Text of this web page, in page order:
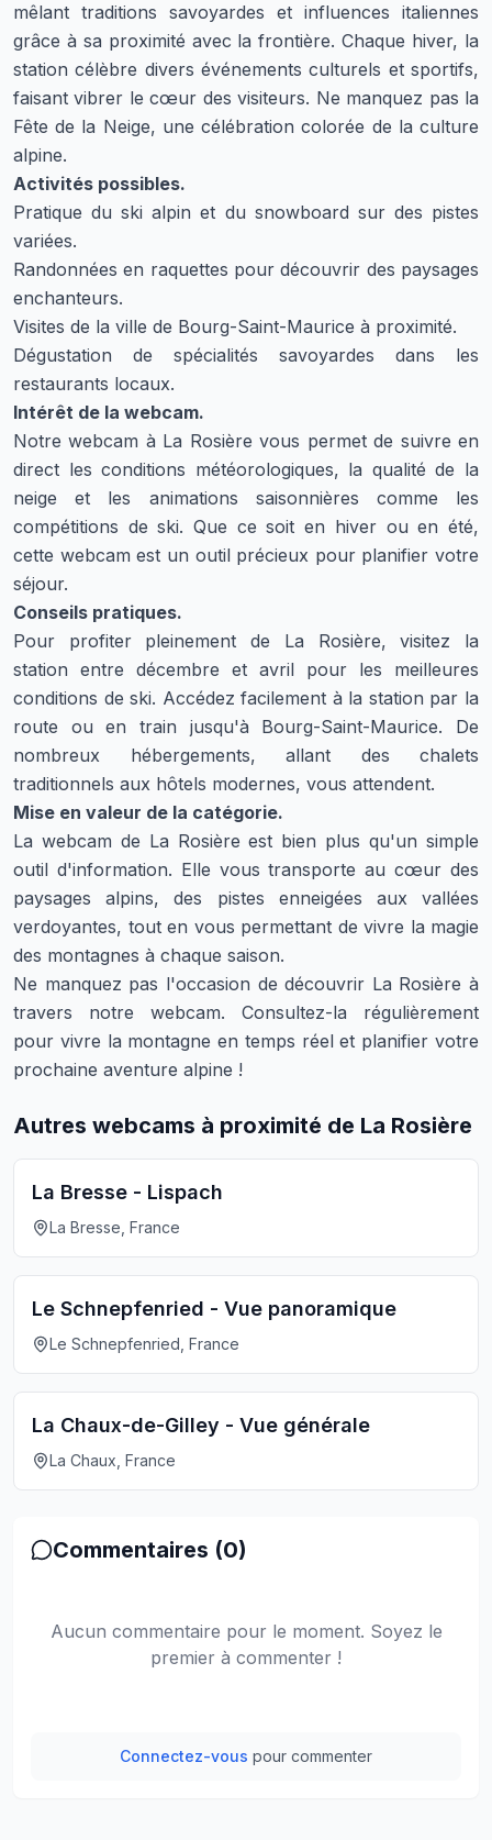
mêlant traditions savoyardes et influences italiennes
grâce à sa proximité avec la frontière. Chaque hiver, la
station célèbre divers événements culturels et sportifs,
faisant vibrer le cœur des visiteurs. Ne manquez pas la
Fête de la Neige, une célébration colorée de la culture
alpine.
Activités possibles.
Pratique du ski alpin et du snowboard sur des pistes
variées.
Randonnées en raquettes pour découvrir des paysages
enchanteurs.
Visites de la ville de Bourg-Saint-Maurice à proximité.
Dégustation de spécialités savoyardes dans les
restaurants locaux.
Intérêt de la webcam.
Notre webcam à La Rosière vous permet de suivre en
direct les conditions météorologiques, la qualité de la
neige et les animations saisonnières comme les
compétitions de ski. Que ce soit en hiver ou en été,
cette webcam est un outil précieux pour planifier votre
séjour.
Conseils pratiques.
Pour profiter pleinement de La Rosière, visitez la
station entre décembre et avril pour les meilleures
conditions de ski. Accédez facilement à la station par la
route ou en train jusqu'à Bourg-Saint-Maurice. De
nombreux hébergements, allant des chalets
traditionnels aux hôtels modernes, vous attendent.
Mise en valeur de la catégorie.
La webcam de La Rosière est bien plus qu'un simple
outil d'information. Elle vous transporte au cœur des
paysages alpins, des pistes enneigées aux vallées
verdoyantes, tout en vous permettant de vivre la magie
des montagnes à chaque saison.
Ne manquez pas l'occasion de découvrir La Rosière à
travers notre webcam. Consultez-la régulièrement
pour vivre la montagne en temps réel et planifier votre
prochaine aventure alpine !
Autres webcams à proximité de La Rosière
La Bresse - Lispach
La Bresse, France
Le Schnepfenried - Vue panoramique
Le Schnepfenried, France
La Chaux-de-Gilley - Vue générale
La Chaux, France
Commentaires (0)
Aucun commentaire pour le moment. Soyez le
premier à commenter !
Connectez-vous pour commenter